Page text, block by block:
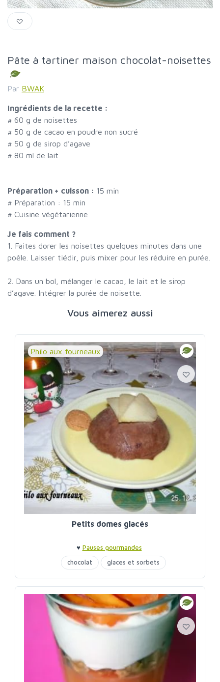
Pâte à tartiner maison chocolat-noisettes
Par BWAK
Ingrédients de la recette :
# 60 g de noisettes
# 50 g de cacao en poudre non sucré
# 50 g de sirop d’agave
# 80 ml de lait
Préparation + cuisson : 15 min
# Préparation : 15 min
# Cuisine végétarienne
Je fais comment ?
1. Faites dorer les noisettes quelques minutes dans une
poêle. Laisser tiédir, puis mixer pour les réduire en purée.
2. Dans un bol, mélanger le cacao, le lait et le sirop
d’agave. Intégrer la purée de noisette.
Vous aimerez aussi
Philo aux fourneaux
Petits domes glacés
♥ Pauses gourmandes
chocolat
glaces et sorbets